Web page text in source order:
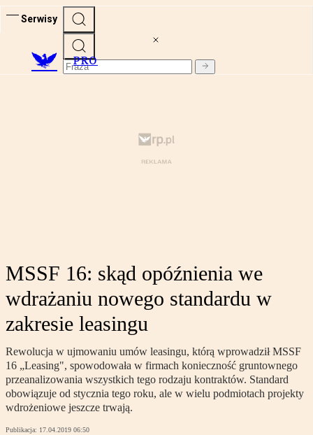
Serwisy
PRO
MSSF 16: skąd opóźnienia we
wdrażaniu nowego standardu w
zakresie leasingu
Rewolucja w ujmowaniu umów leasingu, którą wprowadził MSSF
16 „Leasing", spowodowała w firmach konieczność gruntownego
przeanalizowania wszystkich tego rodzaju kontraktów. Standard
obowiązuje od stycznia tego roku, ale w wielu podmiotach projekty
wdrożeniowe jeszcze trwają.
Publikacja: 17.04.2019 06:50